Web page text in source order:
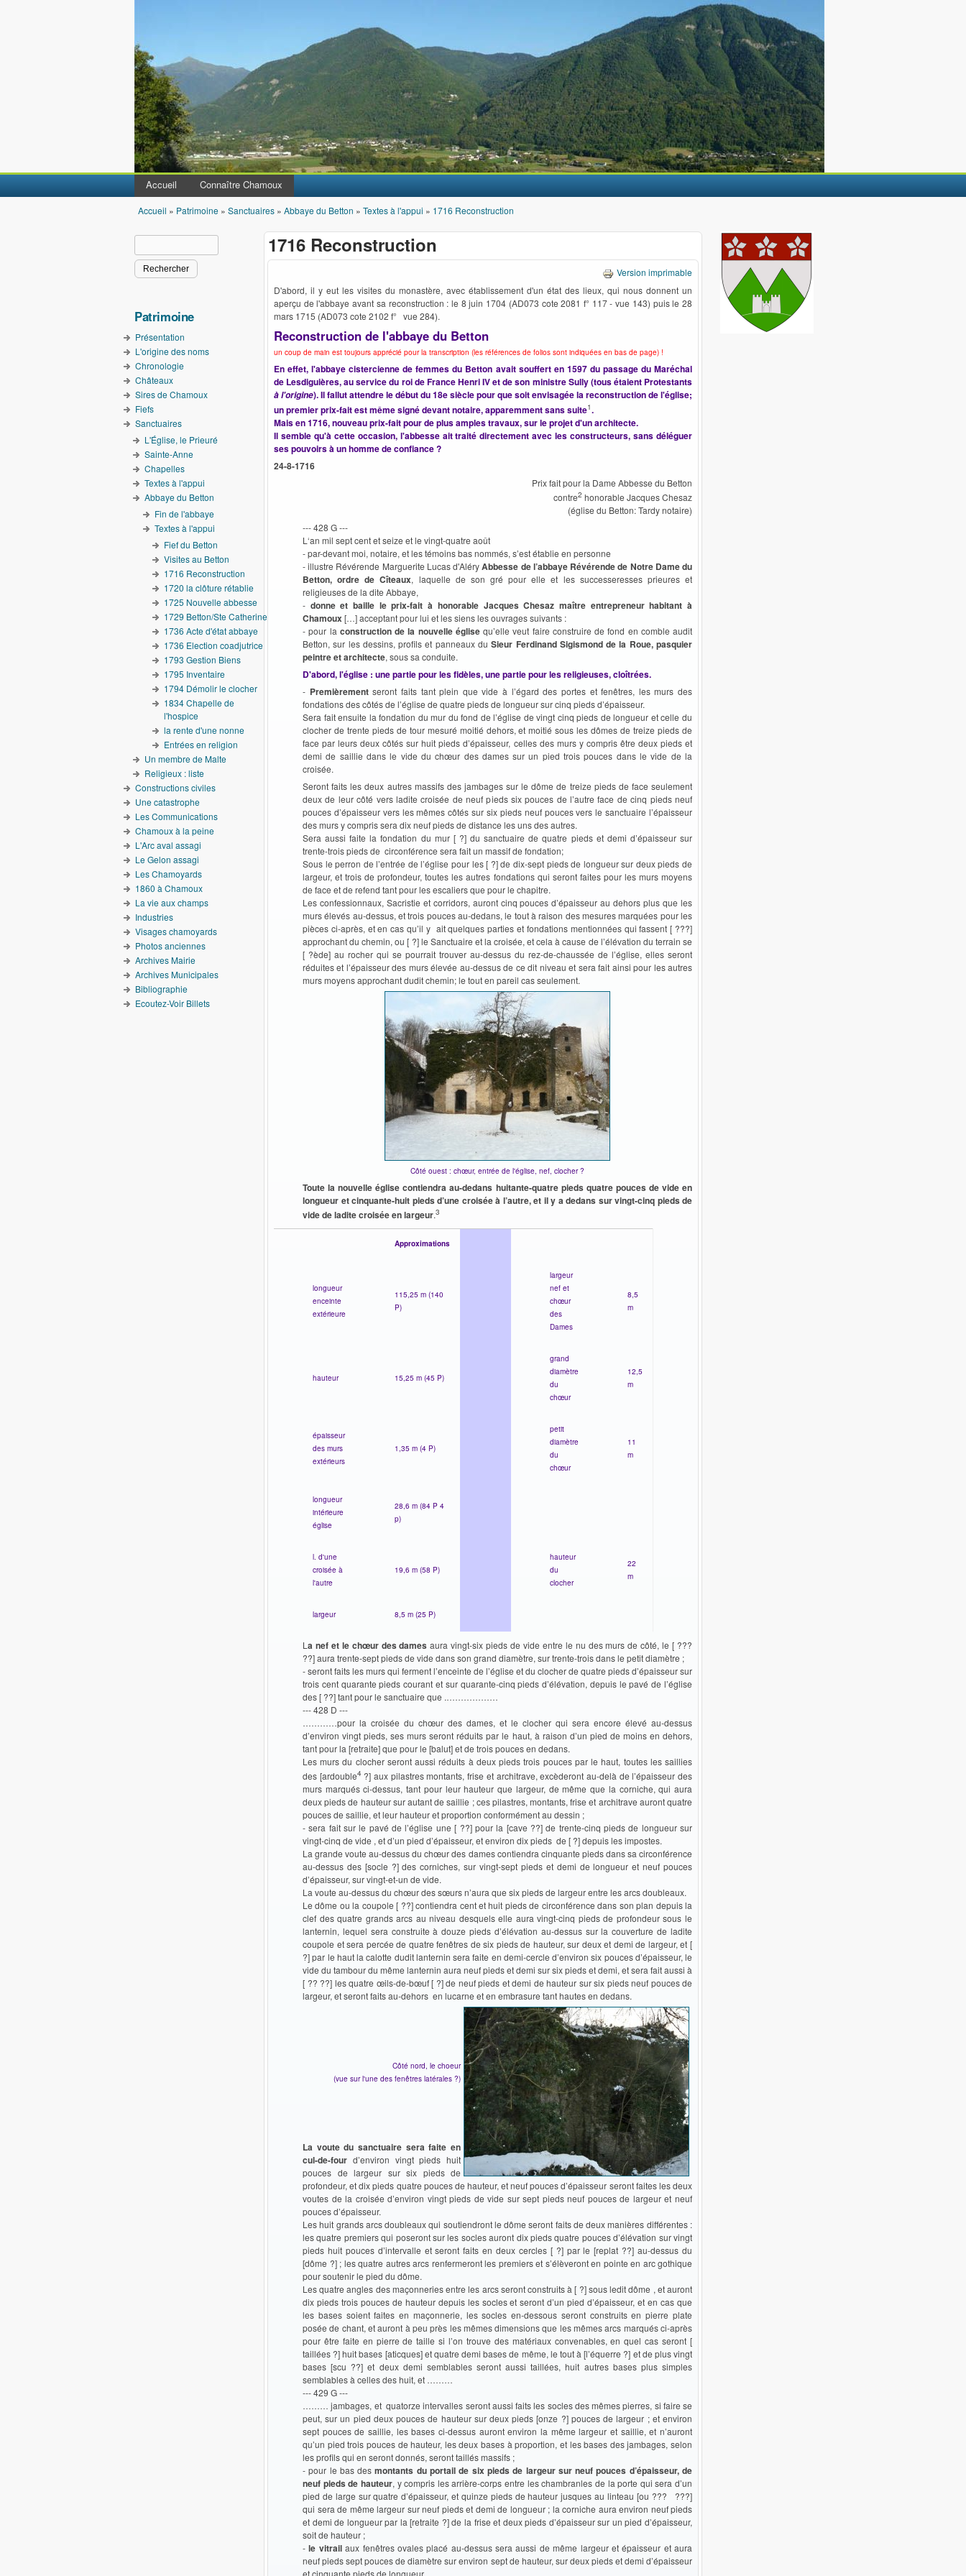
Accueil Connaître Chamoux
Vous êtes ici
Accueil » Patrimoine » Sanctuaires » Abbaye du Betton » Textes à l'appui » 1716 Reconstruction
1716 Reconstruction
Version imprimable
D'abord, il y eut les visites du monastère, avec établissement d'un état des lieux, qui nous donnent un
aperçu de l'abbaye avant sa reconstruction : le 8 juin 1704 (AD073 cote 2081 f° 117 - vue 143) puis le 28
mars 1715 (AD073 cote 2102 f° vue 284).
Reconstruction de l'abbaye du Betton
un coup de main est toujours apprécié pour la transcription (les références de folios sont indiquées en bas de page) !
En effet, l'abbaye cistercienne de femmes du Betton avait souffert en 1597 du passage du Maréchal
de Lesdiguières, au service du roi de France Henri IV et de son ministre Sully (tous étaient Protestants
à l'origine). Il fallut attendre le début du 18e siècle pour que soit envisagée la reconstruction de l'église;
un premier prix-fait est même signé devant notaire, apparemment sans suite1.
Mais en 1716, nouveau prix-fait pour de plus amples travaux, sur le projet d'un architecte.
Il semble qu'à cette occasion, l'abbesse ait traité directement avec les constructeurs, sans déléguer
ses pouvoirs à un homme de confiance ?
24-8-1716
Prix fait pour la Dame Abbesse du Betton
contre2 honorable Jacques Chesaz
(église du Betton: Tardy notaire)
--- 428 G ---
L‘an mil sept cent et seize et le vingt-quatre août
- par-devant moi, notaire, et les témoins bas nommés, s’est établie en personne
- illustre Révérende Marguerite Lucas d'AléryAbbesse de l’abbaye Révérende de Notre Dame du
Betton, ordre de Cîteaux, laquelle de son gré pour elle et les successeresses prieures et
religieuses de la dite Abbaye,
- donne et baille le prix-fait à honorable Jacques Chesaz maître entrepreneur habitant à
Chamoux[…] acceptant pour lui et les siens les ouvrages suivants :
- pour la construction de la nouvelle églisequ’elle veut faire construire de fond en comble audit
Betton, sur les dessins, profils et panneaux duSieur Ferdinand Sigismond de la Roue, pasquier
peintre et architecte, sous sa conduite.
D'abord, l'église : une partie pour les fidèles, une partie pour les religieuses, cloîtrées.
- Premièrementseront faits tant plein que vide à l’égard des portes et fenêtres, les murs des
fondations des côtés de l’église de quatre pieds de longueur sur cinq pieds d’épaisseur.
Sera fait ensuite la fondation du mur du fond de l’église de vingt cinq pieds de longueur et celle du
clocher de trente pieds de tour mesuré moitié dehors, et moitié sous les dômes de treize pieds de
face par leurs deux côtés sur huit pieds d’épaisseur, celles des murs y compris être deux pieds et
demi de saillie dans le vide du chœur des dames sur un pied trois pouces dans le vide de la
croisée.
Seront faits les deux autres massifs des jambages sur le dôme de treize pieds de face seulement
deux de leur côté vers ladite croisée de neuf pieds six pouces de l’autre face de cinq pieds neuf
pouces d’épaisseur vers les mêmes côtés sur six pieds neuf pouces vers le sanctuaire l’épaisseur
des murs y compris sera dix neuf pieds de distance les uns des autres.
Sera aussi faite la fondation du mur [ ?] du sanctuaire de quatre pieds et demi d’épaisseur sur
trente-trois pieds de circonférence sera fait un massif de fondation;
Sous le perron de l’entrée de l’église pour les [ ?] de dix-sept pieds de longueur sur deux pieds de
largeur, et trois de profondeur, toutes les autres fondations qui seront faites pour les murs moyens
de face et de refend tant pour les escaliers que pour le chapitre.
Les confessionnaux, Sacristie et corridors, auront cinq pouces d’épaisseur au dehors plus que les
murs élevés au-dessus, et trois pouces au-dedans, le tout à raison des mesures marquées pour les
pièces ci-après, et en cas qu’il y ait quelques parties et fondations mentionnées qui fassent [ ???]
approchant du chemin, ou [ ?] le Sanctuaire et la croisée, et cela à cause de l’élévation du terrain se
[ ?ède] au rocher qui se pourrait trouver au-dessus du rez-de-chaussée de l’église, elles seront
réduites et l’épaisseur des murs élevée au-dessus de ce dit niveau et sera fait ainsi pour les autres
murs moyens approchant dudit chemin; le tout en pareil cas seulement.
Côté ouest : chœur, entrée de l'église, nef, clocher ?
Toute la nouvelle église contiendra au-dedans huitante-quatre pieds quatre pouces de vide en
longueur et cinquante-huit pieds d’une croisée à l’autre, et il y a dedans sur vingt-cinq pieds de
vide de ladite croisée en largeur.3
Approximations
longueur
enceinte
extérieure
115,25 m (140
P)
largeur
nef et
chœur
des
Dames
8,5
m
hauteur 15,25 m (45 P)
grand
diamètre
du
chœur
12,5
m
épaisseur
des murs
extérieurs
1,35 m (4 P)
petit
diamètre
du
chœur
11
m
longueur
intérieure
église
28,6 m (84 P 4
p)
l. d'une
croisée à
l'autre
19,6 m (58 P)
hauteur
du
clocher
22
m
largeur 8,5 m (25 P)
L a nef et le chœur des dames aura vingt-six pieds de vide entre le nu des murs de côté, le [ ???
??] aura trente-sept pieds de vide dans son grand diamètre, sur trente-trois dans le petit diamètre ;
- seront faits les murs qui ferment l’enceinte de l’église et du clocher de quatre pieds d’épaisseur sur
trois cent quarante pieds courant et sur quarante-cinq pieds d’élévation, depuis le pavé de l’église
des [ ??] tant pour le sanctuaire que .………………
--- 428 D ---
…………pour la croisée du chœur des dames, et le clocher qui sera encore élevé au-dessus
d’environ vingt pieds, ses murs seront réduits par le haut, à raison d’un pied de moins en dehors,
tant pour la [retraite] que pour le [balut] et de trois pouces en dedans.
Les murs du clocher seront aussi réduits à deux pieds trois pouces par le haut, toutes les saillies
des [ardouble4?] aux pilastres montants, frise et architrave, excèderont au-delà de l’épaisseur des
murs marqués ci-dessus, tant pour leur hauteur que largeur, de même que la corniche, qui aura
deux pieds de hauteur sur autant de saillie ; ces pilastres, montants, frise et architrave auront quatre
pouces de saillie, et leur hauteur et proportion conformément au dessin ;
- sera fait sur le pavé de l’église une [ ??] pour la [cave ??] de trente-cinq pieds de longueur sur
vingt-cinq de vide , et d’un pied d’épaisseur, et environ dix pieds de [ ?] depuis les impostes.
La grande voute au-dessus du chœur des dames contiendra cinquante pieds dans sa circonférence
au-dessus des [socle ?] des corniches, sur vingt-sept pieds et demi de longueur et neuf pouces
d’épaisseur, sur vingt-et-un de vide.
La voute au-dessus du chœur des sœurs n’aura que six pieds de largeur entre les arcs doubleaux.
Le dôme ou la coupole [ ??] contiendra cent et huit pieds de circonférence dans son plan depuis la
clef des quatre grands arcs au niveau desquels elle aura vingt-cinq pieds de profondeur sous le
lanternin, lequel sera construite à douze pieds d’élévation au-dessus sur la couverture de ladite
coupole et sera percée de quatre fenêtres de six pieds de hauteur, sur deux et demi de largeur, et [
?] par le haut la calotte dudit lanternin sera faite en demi-cercle d’environ six pouces d’épaisseur, le
vide du tambour du même lanternin aura neuf pieds et demi sur six pieds et demi, et sera fait aussi à
[ ?? ??] les quatre œils-de-bœuf [ ?] de neuf pieds et demi de hauteur sur six pieds neuf pouces de
largeur, et seront faits au-dehors en lucarne et en embrasure tant hautes en dedans.
Côté nord, le choeur
(vue sur l'une des fenêtres latérales ?)
La voute du sanctuaire sera faite en
cul-de-four d’environ vingt pieds huit
pouces de largeur sur six pieds de
profondeur, et dix pieds quatre pouces de hauteur, et neuf pouces d’épaisseur seront faites les deux
voutes de la croisée d’environ vingt pieds de vide sur sept pieds neuf pouces de largeur et neuf
pouces d’épaisseur.
Les huit grands arcs doubleaux qui soutiendront le dôme seront faits de deux manières différentes :
les quatre premiers qui poseront sur les socles auront dix pieds quatre pouces d’élévation sur vingt
pieds huit pouces d’intervalle et seront faits en deux cercles [ ?] par le [replat ??] au-dessus du
[dôme ?] ; les quatre autres arcs renfermeront les premiers et s’élèveront en pointe en arc gothique
pour soutenir le pied du dôme.
Les quatre angles des maçonneries entre les arcs seront construits à [ ?] sous ledit dôme , et auront
dix pieds trois pouces de hauteur depuis les socles et seront d’un pied d’épaisseur, et en cas que
les bases soient faites en maçonnerie, les socles en-dessous seront construits en pierre plate
posée de chant, et auront à peu près les mêmes dimensions que les mêmes arcs marqués ci-après
pour être faite en pierre de taille si l’on trouve des matériaux convenables, en quel cas seront [
taillées ?] huit bases [aticques] et quatre demi bases de même, le tout à [l’équerre ?] et de plus vingt
bases [scu ??] et deux demi semblables seront aussi taillées, huit autres bases plus simples
semblables à celles des huit, et ………
--- 429 G ---
……… jambages, et quatorze intervalles seront aussi faits les socles des mêmes pierres, si faire se
peut, sur un pied deux pouces de hauteur sur deux pieds [onze ?] pouces de largeur ; et environ
sept pouces de saillie, les bases ci-dessus auront environ la même largeur et saillie, et n’auront
qu’un pied trois pouces de hauteur, les deux bases à proportion, et les bases des jambages, selon
les profils qui en seront donnés, seront taillés massifs ;
- pour le bas desmontants du portail de six pieds de largeur sur neuf pouces d’épaisseur, de
neuf pieds de hauteur, y compris les arrière-corps entre les chambranles de la porte qui sera d’un
pied de large sur quatre d’épaisseur, et quinze pieds de hauteur jusques au linteau [ou ??? ???]
qui sera de même largeur sur neuf pieds et demi de longueur ; la corniche aura environ neuf pieds
et demi de longueur par la [retraite ?] de la frise et deux pieds d’épaisseur sur un pied d’épaisseur,
soit de hauteur ;
-le vitrailaux fenêtres ovales placé au-dessus sera aussi de même largeur et épaisseur et aura
neuf pieds sept pouces de diamètre sur environ sept de hauteur, sur deux pieds et demi d’épaisseur
et cinquante pieds de longueur.
Formulaire de recherche
Patrimoine
Présentation
L'origine des noms
Chronologie
Châteaux
Sires de Chamoux
Fiefs
Sanctuaires
L'Église, le Prieuré
Sainte-Anne
Chapelles
Textes à l'appui
Abbaye du Betton
Fin de l'abbaye
Textes à l'appui
Fief du Betton
Visites au Betton
1716 Reconstruction
1720 la clôture rétablie
1725 Nouvelle abbesse
1729 Betton/Ste Catherine
1736 Acte d'état abbaye
1736 Election coadjutrice
1793 Gestion Biens
1795 Inventaire
1794 Démolir le clocher
1834 Chapelle de
l'hospice
la rente d'une nonne
Entrées en religion
Un membre de Malte
Religieux : liste
Constructions civiles
Une catastrophe
Les Communications
Chamoux à la peine
L'Arc aval assagi
Le Gelon assagi
Les Chamoyards
1860 à Chamoux
La vie aux champs
Industries
Visages chamoyards
Photos anciennes
Archives Mairie
Archives Municipales
Bibliographie
Ecoutez-Voir Billets